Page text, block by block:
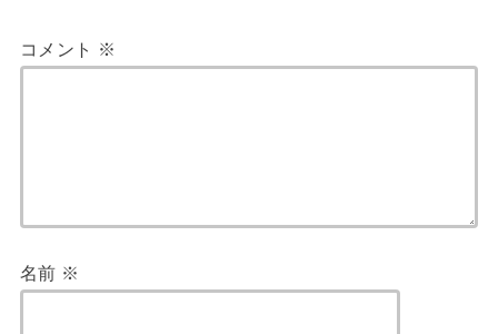
コメント ※
名前 ※